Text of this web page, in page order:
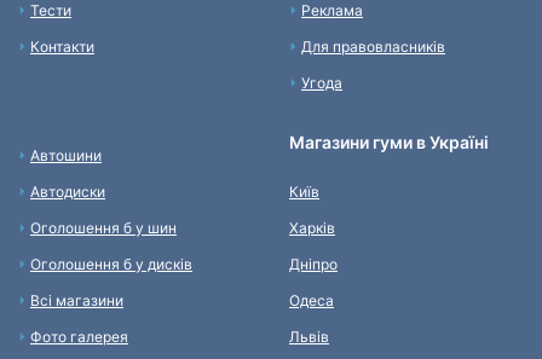
Тести
Контакти
Реклама
Для правовласників
Угода
Автошини
Автодиски
Оголошення б у шин
Оголошення б у дисків
Всі магазини
Фото галерея
Магазини гуми в Україні
Київ
Харків
Дніпро
Одеса
Львів